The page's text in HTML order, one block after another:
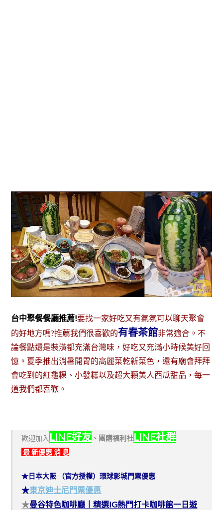
台中聚餐餐廳推薦!要找一家好吃又有氣氛可以聊天聚會
的好地方嗎?推薦我們很喜歡的有春茶館非常適合。不
論餐點還是裝潢都充滿台灣味，好吃又充滿小時候美好回
憶。夏季推出消暑開胃的高麗菜乾新菜色，還有廟會拜拜
會吃到的紅龜粿、小發糕以及超大顆美人西瓜甜品，每一
道我們都喜歡。
歡迎加入 LINE好友 、 團購福利社LINE社群
最 新優惠 消 息
★日本大阪 （官方授權）環球影城門票優惠
★東京迪士尼門票優惠
★曼谷特色咖啡廳｜精選IG熱門打卡咖啡館一日遊